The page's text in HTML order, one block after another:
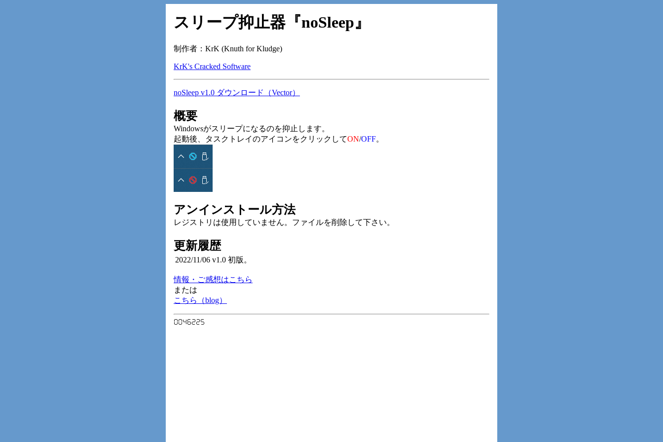
スリープ抑止器『noSleep』
制作者：KrK (Knuth for Kludge)
KrK's Cracked Software
noSleep v1.0 ダウンロード（Vector）
概要
Windowsがスリープになるのを抑止します。
起動後、タスクトレイのアイコンをクリックしてON/OFF。
アンインストール方法
レジストリは使用していません。ファイルを削除して下さい。
更新履歴
2022/11/06 v1.0 初版。
情報・ご感想はこちら
または
こちら（blog）